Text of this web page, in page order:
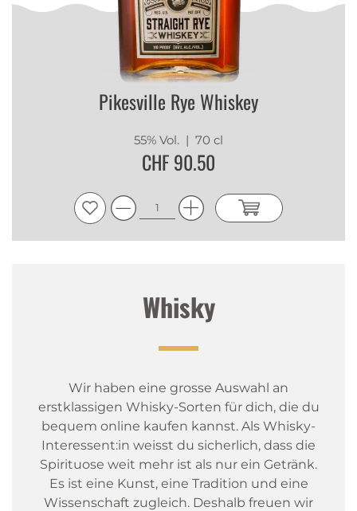
Pikesville Rye Whiskey
55% Vol. | 70 cl
CHF 90.50
Whisky
Wir haben eine grosse Auswahl an
erstklassigen Whisky-Sorten für dich, die du
bequem online kaufen kannst. Als Whisky-
Interessent:in weisst du sicherlich, dass die
Spirituose weit mehr ist als nur ein Getränk.
Es ist eine Kunst, eine Tradition und eine
Wissenschaft zugleich. Deshalb freuen wir